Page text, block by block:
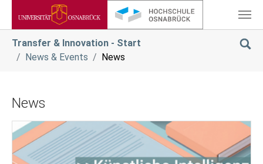
Transfer & Innovation - Start
News & Events
News
News